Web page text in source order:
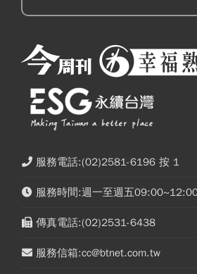
服務電話:(02)2581-6196 按 1
服務時間:週一至週五
傳真電話:(02)2531-6438
服務信箱:cc@btnet.com.tw